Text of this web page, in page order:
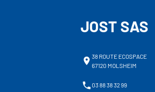
JOST SAS
38 ROUTE ECOSPACE
67120 MOLSHEIM
03 88 38 32 99